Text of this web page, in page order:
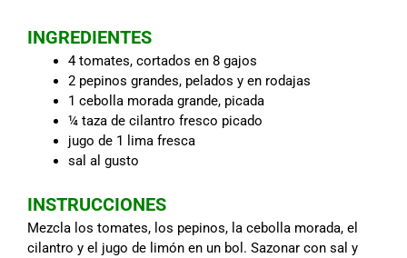
INGREDIENTES
4 tomates, cortados en 8 gajos
2 pepinos grandes, pelados y en rodajas
1 cebolla morada grande, picada
¼ taza de cilantro fresco picado
jugo de 1 lima fresca
sal al gusto
INSTRUCCIONES
Mezcla los tomates, los pepinos, la cebolla morada, el
cilantro y el jugo de limón en un bol. Sazonar con sal y